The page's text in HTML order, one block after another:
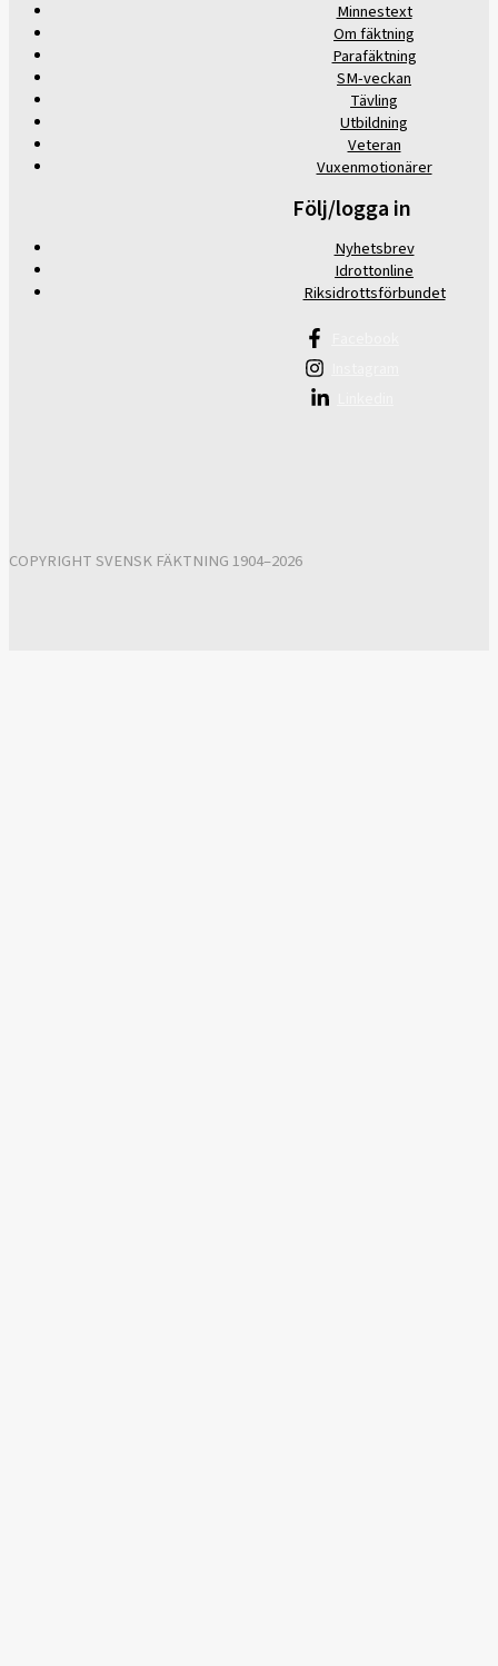
Minnestext
Om fäktning
Parafäktning
SM-veckan
Tävling
Utbildning
Veteran
Vuxenmotionärer
Följ/logga in
Nyhetsbrev
Idrottonline
Riksidrottsförbundet
COPYRIGHT SVENSK FÄKTNING 1904–2026